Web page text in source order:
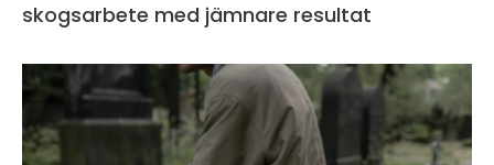
skogsarbete med jämnare resultat